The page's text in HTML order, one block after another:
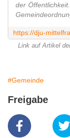
der
Link auf Artikel
#Gemeinde
Freigabe